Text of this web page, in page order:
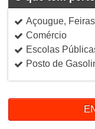
Açougue,
Comércio
Escolas
Posto de